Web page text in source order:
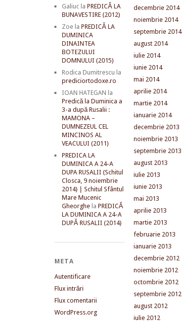
Galiucla PREDICĂ LA
BUNAVESTIRE (2012)
Zoela PREDICĂ LA
DUMINICA
DINAINTEA
BOTEZULUI
DOMNULUI (2015)
Rodica Dumitrescu la
prediciortodoxe.ro
IOAN HATEGAN la
Predică la Duminica a
3-a după Rusalii :
MAMONA –
DUMNEZEUL CEL
MINCINOS AL
VEACULUI (2011)
PREDICA LA
DUMINICA A 24-A
DUPA RUSALII (Schitul
Closca, 9 noiembrie
2014) | Schitul Sfântul
Mare Mucenic
Gheorghela PREDICĂ
LA DUMINICA A 24-A
DUPĂ RUSALII (2014)
META
Autentificare
Flux intrări
Flux comentarii
WordPress.org
decembrie 2014
noiembrie 2014
septembrie 2014
august 2014
iulie 2014
iunie 2014
mai 2014
aprilie 2014
martie 2014
ianuarie 2014
decembrie 2013
noiembrie 2013
septembrie 2013
august 2013
iulie 2013
iunie 2013
mai 2013
aprilie 2013
martie 2013
februarie 2013
ianuarie 2013
decembrie 2012
noiembrie 2012
octombrie 2012
septembrie 2012
august 2012
iulie 2012